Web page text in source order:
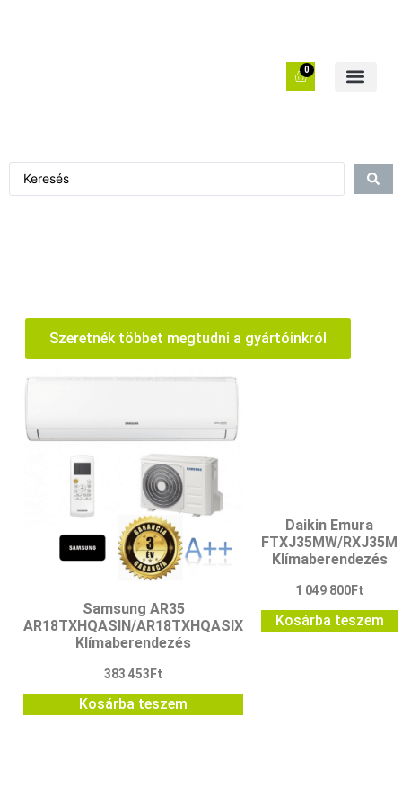
0
Szeretnék többet megtudni a gyártóinkról
Samsung AR35
AR18TXHQASIN/AR18TXHQASIX
Klímaberendezés
383 453 Ft
Kosárba teszem
Daikin Emura
FTXJ35MW/RXJ35M
Klímaberendezés
1 049 800Ft
Kosárba teszem